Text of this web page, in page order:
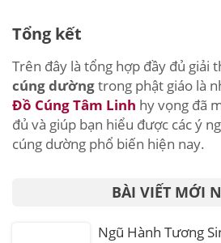
Tổng kết
Trên đây là tổng hợp đầy đủ giải
cúng dườngtrong phật giáo là
Đồ Cúng Tâm Linh hy vọng đã
đủ và giúp bạn hiểu được các ý
cúng dường phổ biến hiện nay.
BÀI VIẾT MỚI
Ngũ Hành Tương